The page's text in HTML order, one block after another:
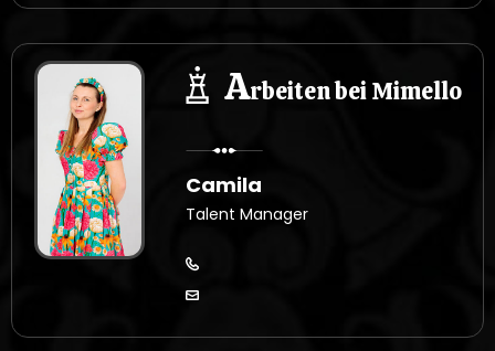
Arbeiten bei Mimello
Camila
Talent Manager